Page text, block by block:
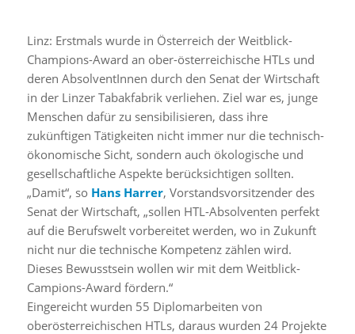
Linz: Erstmals wurde in Österreich der Weitblick-
Champions-Award an ober-österreichische HTLs und
deren AbsolventInnen durch den Senat der Wirtschaft
in der Linzer Tabakfabrik verliehen. Ziel war es, junge
Menschen dafür zu sensibilisieren, dass ihre
zukünftigen Tätigkeiten nicht immer nur die technisch-
ökonomische Sicht, sondern auch ökologische und
gesellschaftliche Aspekte berücksichtigen sollten.
„Damit“, so Hans Harrer, Vorstandsvorsitzender des
Senat der Wirtschaft, „sollen HTL-Absolventen perfekt
auf die Berufswelt vorbereitet werden, wo in Zukunft
nicht nur die technische Kompetenz zählen wird.
Dieses Bewusstsein wollen wir mit dem Weitblick-
Campions-Award fördern.“
Eingereicht wurden 55 Diplomarbeiten von
oberösterreichischen HTLs, daraus wurden 24 Projekte